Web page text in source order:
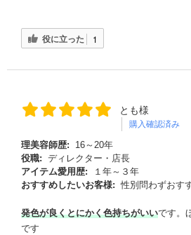
役に立った 1
とも様
購入確認済み
理美容師歴:
16～20年
役職: ディレクター・店長
アイテム愛用歴:
１年～３年
おすすめしたいお客様: 性別問わずおす
発色が良くとにかく色持ちがいいです。
です